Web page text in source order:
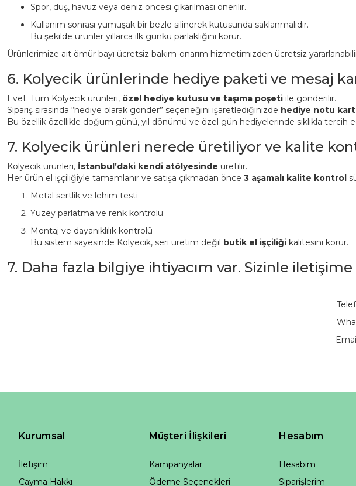
Spor, duş, havuz veya deniz öncesi çıkarılması önerilir.
Kullanım sonrası yumuşak bir bezle silinerek kutusunda saklanmalıdır.
Bu şekilde ürünler yıllarca ilk günkü parlaklığını korur.
Ürünlerimize ait ömür bayı ücretsiz bakım-onarım hizmetimizden ücretsiz
6. Kolyecik ürünlerinde hediye paketi ve mesaj
Evet. Tüm Kolyecik ürünleri, özel hediye kutusu ve taşıma poşeti ile gönderilir.
Sipariş sırasında “hediye olarak gönder” seçeneğini işaretlediğinizde hediye notu
Bu özellik özellikle doğum günü, yıl dönümü ve özel gün hediyelerinde sıklıkla tercih
7. Kolyecik ürünleri nerede üretiliyor ve kalite
Kolyecik ürünleri, İstanbul’daki kendi atölyesinde üretilir.
Her ürün el işçiliğiyle tamamlanır ve satışa çıkmadan önce 3 aşamalı kalite kontrol
Metal sertlik ve lehim testi
Yüzey parlatma ve renk kontrolü
Montaj ve dayanıklılık kontrolü
Bu sistem sayesinde Kolyecik, seri üretim değil butik el işçiliği kalitesini korur.
7. Daha fazla bilgiye ihtiyacım var. Sizinle
Kurumsal
İletişim
Cayma Hakkı
Müşteri İlişkileri
Kampanyalar
Ödeme Seçenekleri
Hesabım
Hesabım
Siparişlerim